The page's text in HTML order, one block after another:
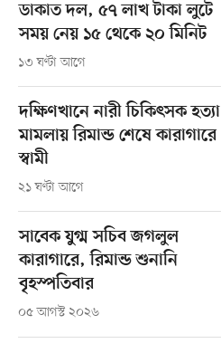
ডাকাত দল, ৫৭ লাখ টাকা লুটে
সময় নেয় ১৫ থেকে ২০ মিনিট
১৩ ঘণ্টা আগে
দক্ষিণখানে নারী চিকিৎসক হত্যা
মামলায় রিমান্ড শেষে কারাগারে
স্বামী
২১ ঘণ্টা আগে
সাবেক যুগ্ম সচিব জগলুল
কারাগারে, রিমান্ড শুনানি
বৃহস্পতিবার
০৫ আগস্ট ২০২৬